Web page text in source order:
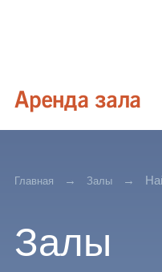
Главная Залы
Залы